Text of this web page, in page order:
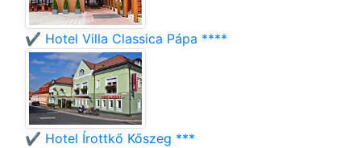
✔️ Hotel Villa Classica Pápa ****
✔️ Hotel Írottkő Kőszeg ***